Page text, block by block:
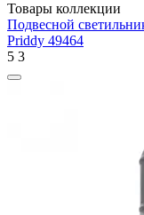
Товары коллекции
Подвесной
Priddy 49464
5 3